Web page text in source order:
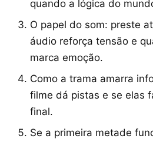
quando a lógica do
O papel do som: preste
áudio reforça tensão e
marca emoção.
Como a trama amarra
filme dá pistas e se elas
final.
Se a primeira metade